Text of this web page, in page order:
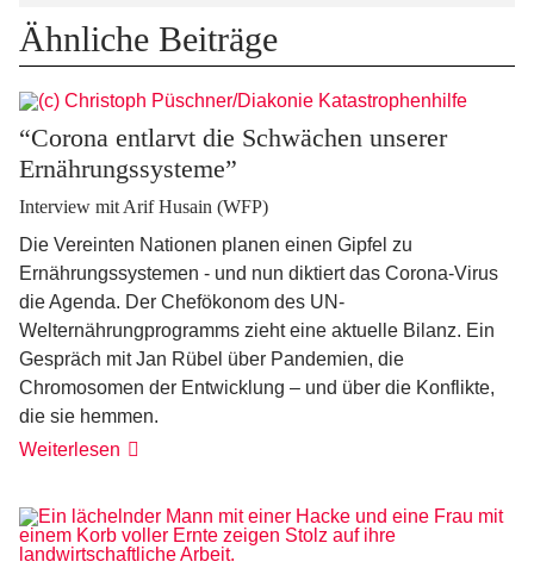
Ähnliche Beiträge
“Corona entlarvt die Schwächen unserer
Ernährungssysteme”
Interview mit Arif Husain (WFP)
Die Vereinten Nationen planen einen Gipfel zu
Ernährungssystemen - und nun diktiert das Corona-Virus
die Agenda. Der Chefökonom des UN-
Welternährungprogramms zieht eine aktuelle Bilanz. Ein
Gespräch mit Jan Rübel über Pandemien, die
Chromosomen der Entwicklung – und über die Konflikte,
die sie hemmen.
Weiterlesen “Corona
Schwächen
unserer
Ernährungssysteme”